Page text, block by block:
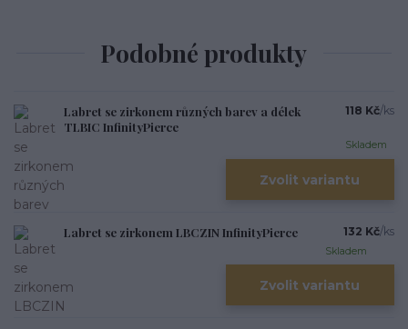
Podobné produkty
Labret se zirkonem různých barev a délek
TLBIC InfinityPierce
118 Kč/ks
Skladem
Zvolit variantu
Labret se zirkonem LBCZIN InfinityPierce 132 Kč/ks
Skladem
Zvolit variantu